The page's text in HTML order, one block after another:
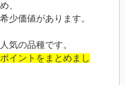
、
少価値があります。
気の品種です。
イントをまとめまし